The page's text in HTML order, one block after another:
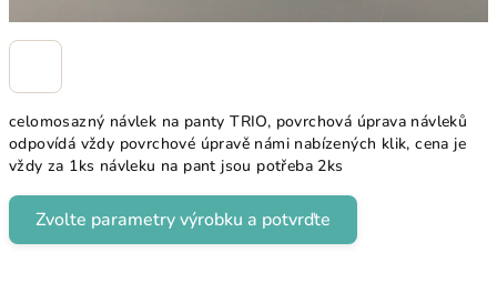
celomosazný návlek na panty TRIO, povrchová úprava návleků
odpovídá vždy povrchové úpravě námi nabízených klik, cena je
vždy za 1ks návleku na pant jsou potřeba 2ks
Zvolte parametry výrobku a potvrďte